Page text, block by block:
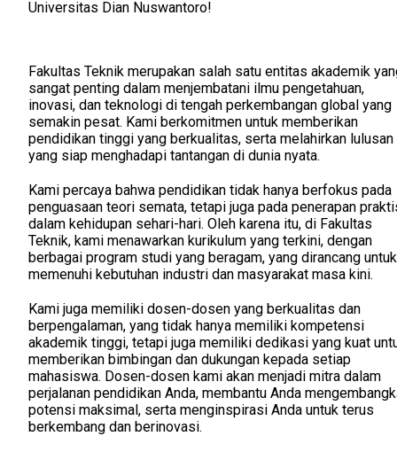
Universitas Dian Nuswantoro!
Fakultas Teknik merupakan salah satu entitas akademik
sangat penting dalam menjembatani ilmu pengetahuan,
inovasi, dan teknologi di tengah perkembangan global yang
semakin pesat. Kami berkomitmen untuk memberikan
pendidikan tinggi yang berkualitas, serta melahirkan lulusan
yang siap menghadapi tantangan di dunia nyata.
Kami percaya bahwa pendidikan tidak hanya berfokus pada
penguasaan teori semata, tetapi juga pada penerapan
dalam kehidupan sehari-hari. Oleh karena itu, di Fakultas
Teknik, kami menawarkan kurikulum yang terkini, dengan
berbagai program studi yang beragam, yang dirancang untuk
memenuhi kebutuhan industri dan masyarakat masa kini.
Kami juga memiliki dosen-dosen yang berkualitas dan
berpengalaman, yang tidak hanya memiliki kompetensi
akademik tinggi, tetapi juga memiliki dedikasi yang kuat
memberikan bimbingan dan dukungan kepada setiap
mahasiswa. Dosen-dosen kami akan menjadi mitra dalam
perjalanan pendidikan Anda, membantu Anda
potensi maksimal, serta menginspirasi Anda untuk terus
berkembang dan berinovasi.